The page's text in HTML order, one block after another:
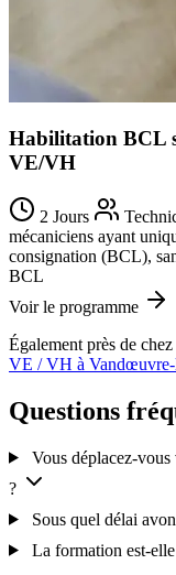
Habilitation BCL
VE/VH
2 Jours
mécaniciens ayant
consignation (BCL),
BCL
Voir le programme
Également près de
VE / VH à Vandœuvre-
Questions
Vous déplacez-
?
Sous quel délai
La formation est-